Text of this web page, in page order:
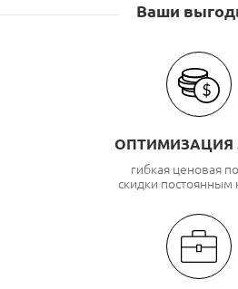
Ваши
ОПТИМИЗАЦИЯ
гибкая ценовая
скидки постоянным